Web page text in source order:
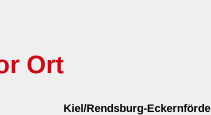
Ort
Kiel/Rendsburg-Eckernförde